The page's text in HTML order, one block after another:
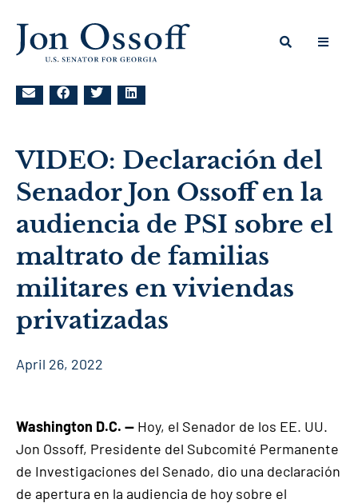
VIDEO: Declaración del
Senador Jon Ossoff en la
audiencia de PSI sobre el
maltrato de familias
militares en viviendas
privatizadas
April 26, 2022
Washington D.C. — Hoy, el Senador de los EE. UU.
Jon Ossoff, Presidente del Subcomité Permanente
de Investigaciones del Senado, dio una declaración
de apertura en la audiencia de hoy sobre el